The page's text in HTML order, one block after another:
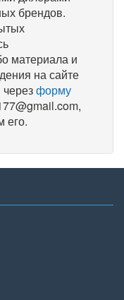
брендов.
материала и
на сайте
форму
его.